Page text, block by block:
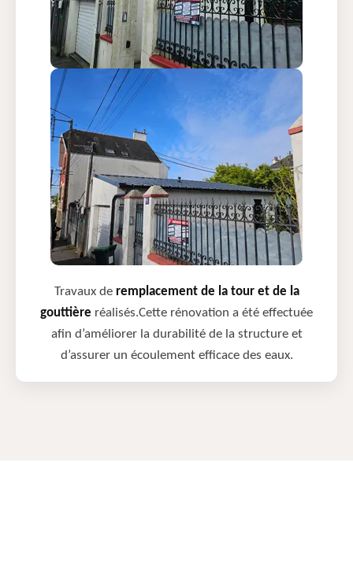
Travaux de remplacement de la tour et de la
gouttière réalisés.Cette rénovation a été effectuée
afin d’améliorer la durabilité de la structure et
d’assurer un écoulement efficace des eaux.